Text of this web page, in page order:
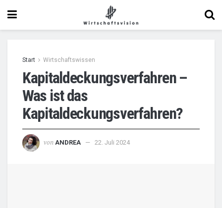
Start Wirtschaftswissen
Kapitaldeckungsverfahren –
Was ist das
Kapitaldeckungsverfahren?
von ANDREA 22. Juli 2024